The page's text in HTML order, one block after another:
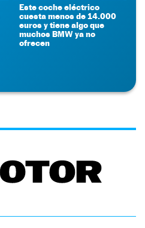
Este coche eléctrico
cuesta menos de 14.000
euros y tiene algo que
muchos BMW ya no
ofrecen